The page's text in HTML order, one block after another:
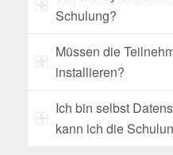
Schulung?
Müssen die
installieren?
Ich bin selbst
kann ich die